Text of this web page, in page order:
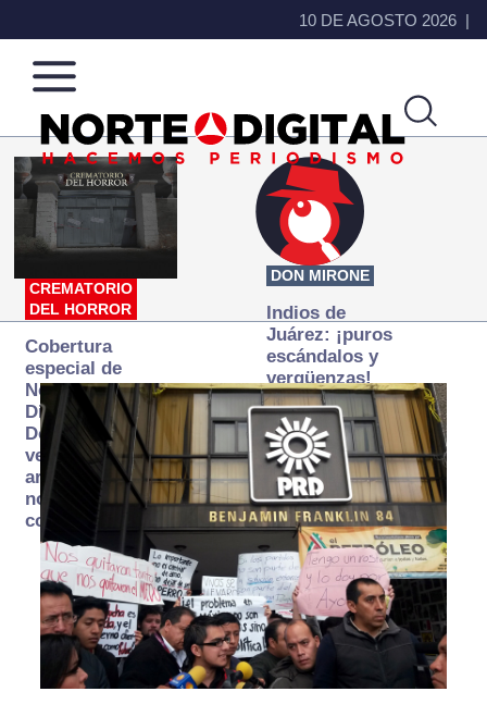
10 DE AGOSTO 2026
Norte
de
Ciudad
Más
que
noticias,
hacemos periodismo
CREMATORIO
DEL HORROR
Cobertura
especial de
Norte
Digital:
Donde la
verdad
arde… pero
no se
consume
DON MIRONE
Indios de
Juárez: ¡puros
escándalos y
vergüenzas!